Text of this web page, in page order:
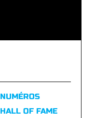
NUMÉROS
HALL OF FAME